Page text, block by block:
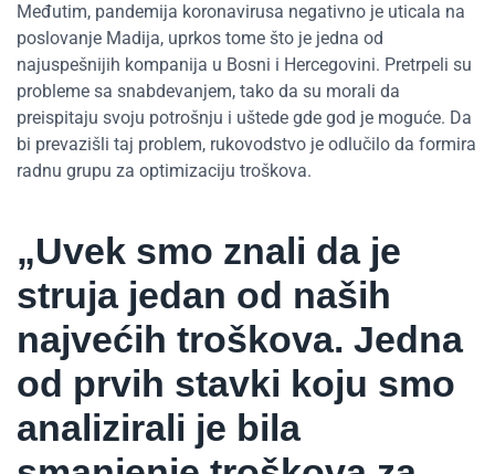
Međutim, pandemija koronavirusa negativno je uticala na
poslovanje Madija, uprkos tome što je jedna od
najuspešnijih kompanija u Bosni i Hercegovini. Pretrpeli su
probleme sa snabdevanjem, tako da su morali da
preispitaju svoju potrošnju i uštede gde god je moguće. Da
bi prevazišli taj problem, rukovodstvo je odlučilo da formira
radnu grupu za optimizaciju troškova.
„Uvek smo znali da je
struja jedan od naših
najvećih troškova. Jedna
od prvih stavki koju smo
analizirali je bila